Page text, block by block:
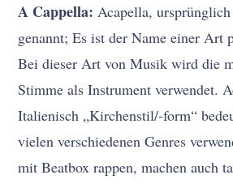
A Cappella: Acapella,
genannt; Es ist der Name einer Art
Bei dieser Art von Musik wird die
Stimme als Instrument verwendet.
Italienisch „Kirchenstil/-form“
vielen verschiedenen Genres
mit Beatbox rappen, machen auch